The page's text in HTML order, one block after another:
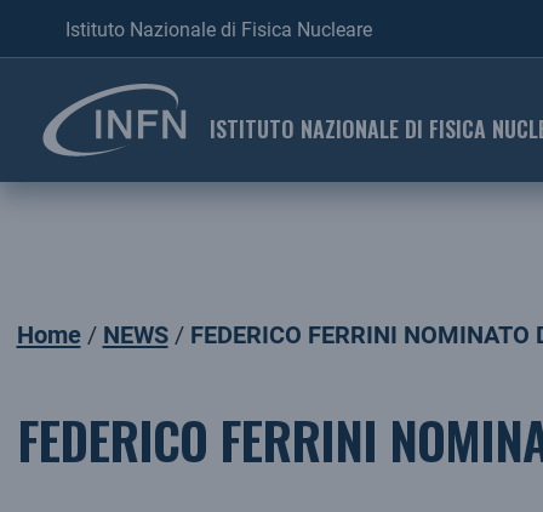
Istituto Nazionale di Fisica Nucleare
ISTITUTO NAZIONALE DI FISICA
Home NEWS FEDERICO FERRINI NOMINATO
FEDERICO FERRINI